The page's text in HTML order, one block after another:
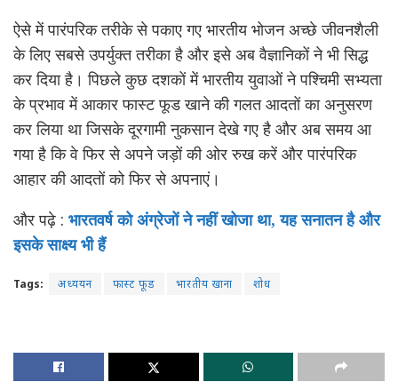
ऐसे में पारंपरिक तरीके से पकाए गए भारतीय भोजन अच्छे जीवनशैली
के लिए सबसे उपर्युक्त तरीका है और इसे अब वैज्ञानिकों ने भी सिद्ध
कर दिया है। पिछले कुछ दशकों में भारतीय युवाओं ने पश्चिमी सभ्यता
के प्रभाव में आकार फास्ट फूड खाने की गलत आदतों का अनुसरण
कर लिया था जिसके दूरगामी नुकसान देखे गए है और अब समय आ
गया है कि वे फिर से अपने जड़ों की ओर रुख करें और पारंपरिक
आहार की आदतों को फिर से अपनाएं।
और पढ़े : भारतवर्ष को अंग्रेजों ने नहीं खोजा था, यह सनातन है और
इसके साक्ष्य भी हैं
Tags: अध्ययन फास्ट फूड भारतीय खाना शोध